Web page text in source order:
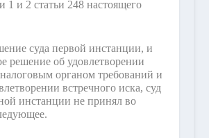
1 и 2 статьи 248 настоящего
суда первой инстанции, и
решение об удовлетворении
органом требований и
встречного иска, суд
инстанции не принял во